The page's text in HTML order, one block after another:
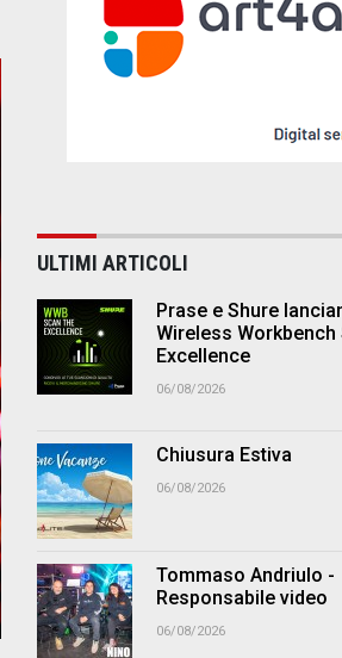
ULTIMI ARTICOLI
Prase e Shure
Wireless Workbench
Excellence
06/08/2026
Chiusura Estiva
06/08/2026
Tommaso Andriulo -
Responsabile video
06/08/2026